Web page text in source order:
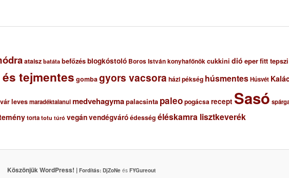
ataisz batáta befőzésblogkóstoló Boros István konyhafőnökcukkini dió eperfitt tepszi
tejmentes gombagyors vacsora házi pékség húsmentesHúsvét
levesmaradéktalanulmedvehagymapalacsinta paleopogácsarecept Sasó
torta totu túró vegánvendégváróédesség éléskamra lisztkeverék
Köszönjük WordPress! | Fordítás: DjZoNeés FYGureout